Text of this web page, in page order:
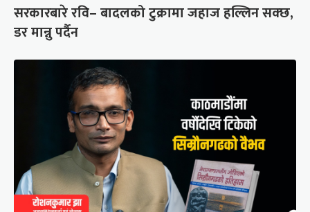
सरकारबारे रवि– बादलको टुक्रामा जहाज हल्लिन सक्छ,
डर मान्नु पर्दैन